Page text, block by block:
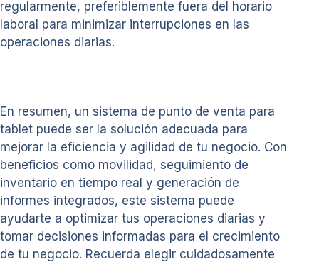
regularmente, preferiblemente fuera del horario
laboral para minimizar interrupciones en las
operaciones diarias.
En resumen, un sistema de punto de venta para
tablet puede ser la solución adecuada para
mejorar la eficiencia y agilidad de tu negocio. Con
beneficios como movilidad, seguimiento de
inventario en tiempo real y generación de
informes integrados, este sistema puede
ayudarte a optimizar tus operaciones diarias y
tomar decisiones informadas para el crecimiento
de tu negocio. Recuerda elegir cuidadosamente